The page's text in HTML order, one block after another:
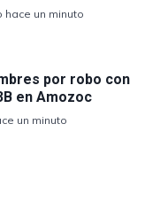
hace un minuto
por robo con
en Amozoc
un minuto